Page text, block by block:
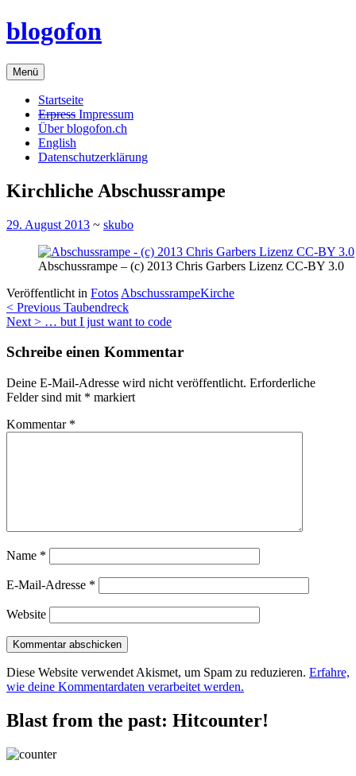
Zum
Inhalt
blogofon
Menü
Startseite
Erpress Impressum
Über blogofon.ch
English
Datenschutzerklärung
Kirchliche Abschussrampe
29. August 2013 ~ skubo
Abschussrampe – (c) 2013 Chris Garbers Lizenz CC-BY 3.0
Veröffentlicht in Fotos AbschussrampeKirche
Beitragsnavigation
< Previous Taubendreck
Next > … but I just want to code
Schreibe einen Kommentar
Deine E-Mail-Adresse wird nicht veröffentlicht. Erforderliche
Felder sind mit * markiert
Kommentar *
Name *
E-Mail-Adresse *
Website
Diese Website verwendet Akismet, um Spam zu reduzieren. Erfahre,
wie deine Kommentardaten verarbeitet werden.
Blast from the past: Hitcounter!